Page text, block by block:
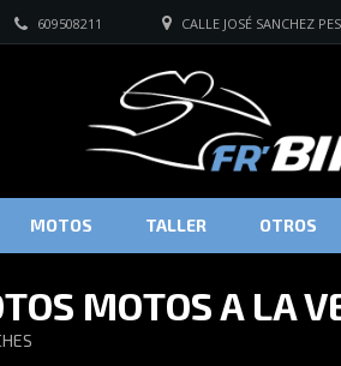
CALLE JOSÉ SANCHEZ
609508211
MOTOS TALLER OTROS
MOTOS A LA